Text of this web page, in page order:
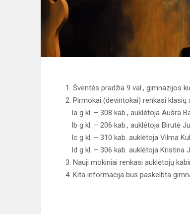
1. Šventės pradžia 9 val., gimnazijos
2. Pirmokai (devintokai) renkasi
Ia g kl. – 308 kab., auklėtoja Aušra
Ib g kl. – 206 kab., auklėtoja Birutė
Ic g kl. – 310 kab. auklėtoja Vilma
Id g kl. – 306 kab. auklėtoja Kristina
3. Nauji mokiniai renkasi auklėtojų
4. Kita informacija bus paskelbta